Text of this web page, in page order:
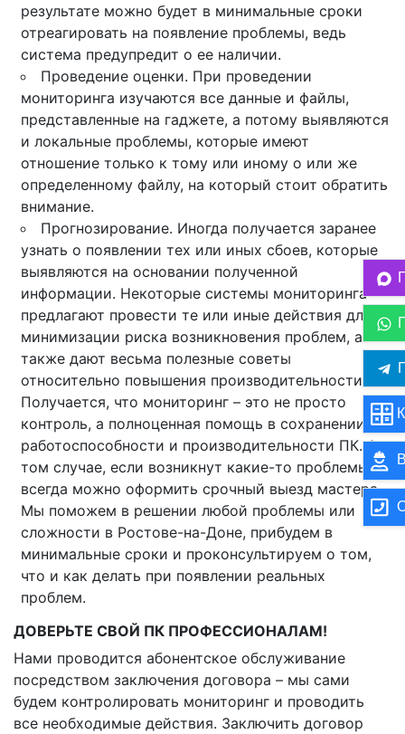
результате можно будет в минимальные сроки
отреагировать на появление проблемы, ведь
система предупредит о ее наличии.
Проведение оценки. При проведении
мониторинга изучаются все данные и файлы,
представленные на гаджете, а потому выявляются
и локальные проблемы, которые имеют
отношение только к тому или иному о или же
определенному файлу, на который стоит обратить
внимание.
Прогнозирование. Иногда получается заранее
узнать о появлении тех или иных сбоев, которые
выявляются на основании полученной
информации. Некоторые системы мониторинга
предлагают провести те или иные действия для
минимизации риска возникновения проблем, а
также дают весьма полезные советы
относительно повышения производительности .
Получается, что мониторинг – это не просто
контроль, а полноценная помощь в сохранении
работоспособности и производительности ПК. А в
том случае, если возникнут какие-то проблемы –
всегда можно оформить срочный выезд мастера.
Мы поможем в решении любой проблемы или
сложности в Ростове-на-Доне, прибудем в
минимальные сроки и проконсультируем о том,
что и как делать при появлении реальных
проблем.
ДОВЕРЬТЕ СВОЙ ПК ПРОФЕССИОНАЛАМ!
Нами проводится абонентское обслуживание
посредством заключения договора – мы сами
будем контролировать мониторинг и проводить
все необходимые действия. Заключить договор